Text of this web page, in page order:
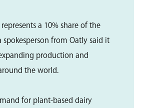
represents a 10% share of the
spokesperson from Oatly said it
production and
the world.
for plant-based dairy